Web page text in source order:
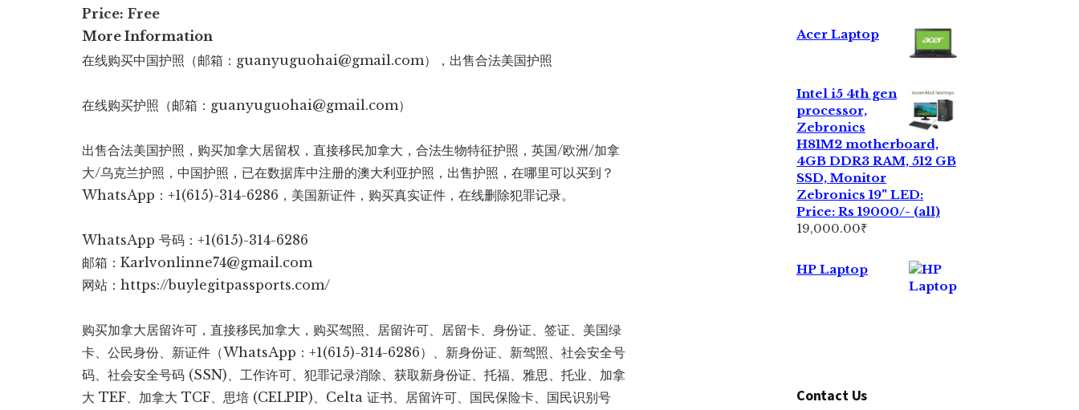
Price: Free
More Information
在线购买中国护照（邮箱：guanyuguohai@gmail.com），出售合法美国护照
在线购买护照（邮箱：guanyuguohai@gmail.com）
出售合法美国护照，购买加拿大居留权，直接移民加拿大，合法生物特征护照，英国/欧洲/加拿
大/乌克兰护照，中国护照，已在数据库中注册的澳大利亚护照，出售护照，在哪里可以买到？
WhatsApp：+1(615)-314-6286，美国新证件，购买真实证件，在线删除犯罪记录。
WhatsApp 号码：+1(615)-314-6286
邮箱：Karlvonlinne74@gmail.com
网站：https://buylegitpassports.com/
购买加拿大居留许可，直接移民加拿大，购买驾照、居留许可、居留卡、身份证、签证、美国绿
卡、公民身份、新证件（WhatsApp：+1(615)-314-6286）、新身份证、新驾照、社会安全号
码、社会安全号码 (SSN)、工作许可、犯罪记录消除、获取新身份证、托福、雅思、托业、加拿
大 TEF、加拿大 TCF、思培 (CELPIP)、Celta 证书、居留许可、国民保险卡、国民识别号
Acer Laptop
Intel i5 4th gen
processor,
Zebronics
H81M2 motherboard,
4GB DDR3 RAM, 512 GB
SSD, Monitor
Zebronics 19" LED:
Price: Rs 19000/- (all)
19,000.00₹
HP Laptop
Contact Us